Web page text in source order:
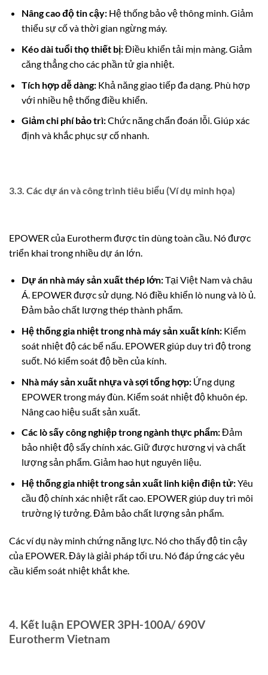
Nâng cao độ tin cậy:Hệ thống bảo vệ thông minh. Giảm
thiểu sự cố và thời gian ngừng máy.
Kéo dài tuổi thọ thiết bị:Điều khiển tải mịn màng. Giảm
căng thẳng cho các phần tử gia nhiệt.
Tích hợp dễ dàng:Khả năng giao tiếp đa dạng. Phù hợp
với nhiều hệ thống điều khiển.
Giảm chi phí bảo trì:Chức năng chẩn đoán lỗi. Giúp xác
định và khắc phục sự cố nhanh.
3.3. Các dự án và công trình tiêu biểu (Ví dụ minh họa)
EPOWER của Eurotherm được tin dùng toàn cầu. Nó được
triển khai trong nhiều dự án lớn.
Dự án nhà máy sản xuất thép lớn:Tại Việt Nam và châu
Á. EPOWER được sử dụng. Nó điều khiển lò nung và lò ủ.
Đảm bảo chất lượng thép thành phẩm.
Hệ thống gia nhiệt trong nhà máy sản xuất kính:Kiểm
soát nhiệt độ các bể nấu. EPOWER giúp duy trì độ trong
suốt. Nó kiểm soát độ bền của kính.
Nhà máy sản xuất nhựa và sợi tổng hợp:Ứng dụng
EPOWER trong máy đùn. Kiểm soát nhiệt độ khuôn ép.
Nâng cao hiệu suất sản xuất.
Các lò sấy công nghiệp trong ngành thực phẩm:Đảm
bảo nhiệt độ sấy chính xác. Giữ được hương vị và chất
lượng sản phẩm. Giảm hao hụt nguyên liệu.
Hệ thống gia nhiệt trong sản xuất linh kiện điện tử:Yêu
cầu độ chính xác nhiệt rất cao. EPOWER giúp duy trì môi
trường lý tưởng. Đảm bảo chất lượng sản phẩm.
Các ví dụ này minh chứng năng lực. Nó cho thấy độ tin cậy
của EPOWER. Đây là giải pháp tối ưu. Nó đáp ứng các yêu
cầu kiểm soát nhiệt khắt khe.
4. Kết luận EPOWER 3PH-100A/ 690V
Eurotherm Vietnam